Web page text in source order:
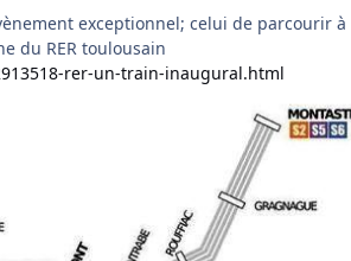
exceptionnel; celui de parcourir
du RER toulousain
rer-un-train-inaugural.html